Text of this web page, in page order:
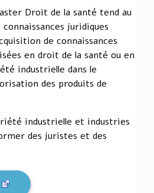
Droit de la santé tend au
juridiques
de connaissances
en droit de la santé ou en
industrielle dans le
des produits de
industrielle et industries
des juristes et des